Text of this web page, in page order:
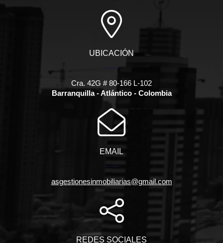
UBICACIÓN
Cra. 42G # 80-166 L-102
Barranquilla - Atlántico - Colombia
EMAIL
asgestionesinmobiliarias@gmail.com
REDES SOCIALES